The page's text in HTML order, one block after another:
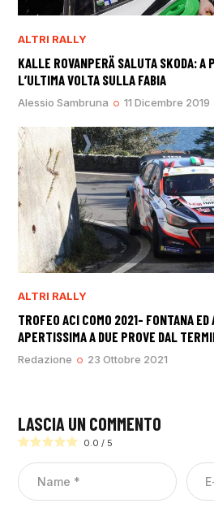
ALTRI RALLY
KALLE ROVANPERÄ SALUTA SKODA: A
L’ULTIMA VOLTA SULLA FABIA
Alessio Sambruna 11 Dicembre 2019
ALTRI RALLY
TROFEO ACI COMO 2021- FONTANA ED
APERTISSIMA A DUE PROVE DAL
Redazione 23 Ottobre 2021
LASCIA UN COMMENTO
0.0 / 5